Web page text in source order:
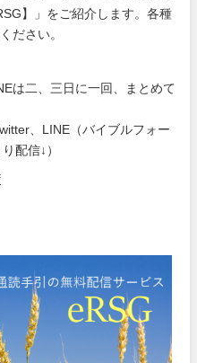
】」をご紹介します。各種
ださい。
は二、三日に一回、まとめて
、LINE（バイブルフォー
配信↓）